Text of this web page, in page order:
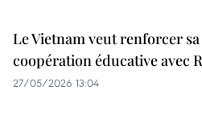
Le Vietnam veut renforcer sa
coopération éducative avec
27/05/2026 13:04